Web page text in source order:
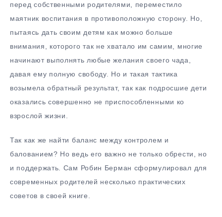
перед собственными родителями, переместило
маятник воспитания в противоположную сторону. Но,
пытаясь дать своим детям как можно больше
внимания, которого так не хватало им самим, многие
начинают выполнять любые желания своего чада,
давая ему полную свободу. Но и такая тактика
возымела обратный результат, так как подросшие дети
оказались совершенно не приспособленными ко
взрослой жизни.
Так как же найти баланс между контролем и
балованием? Но ведь его важно не только обрести, но
и поддержать. Сам Робин Берман сформулировал для
современных родителей несколько практических
советов в своей книге.